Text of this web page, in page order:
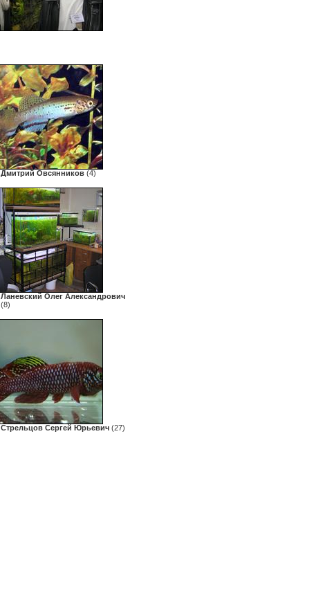
Дмитрий Овсянников (4)
Ланевский Олег Александрович
(8)
Стрельцов Сергей Юрьевич (27)